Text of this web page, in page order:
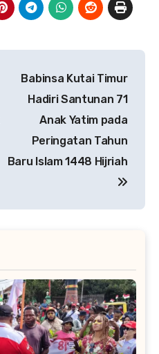
Babinsa Kutai Timur
Hadiri Santunan 71
Anak Yatim pada
Peringatan Tahun
Baru Islam 1448 Hijriah